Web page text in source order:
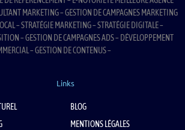
MARKETING – GESTION DE CAMPAGNES MARKETING
– STRATÉGIE MARKETING – STRATÉGIE DIGITALE –
– GESTION DE CAMPAGNES ADS – DÉVELOPPEMENT
– GESTION DE CONTENUS –
Links
BLOG
MENTIONS LÉGALES